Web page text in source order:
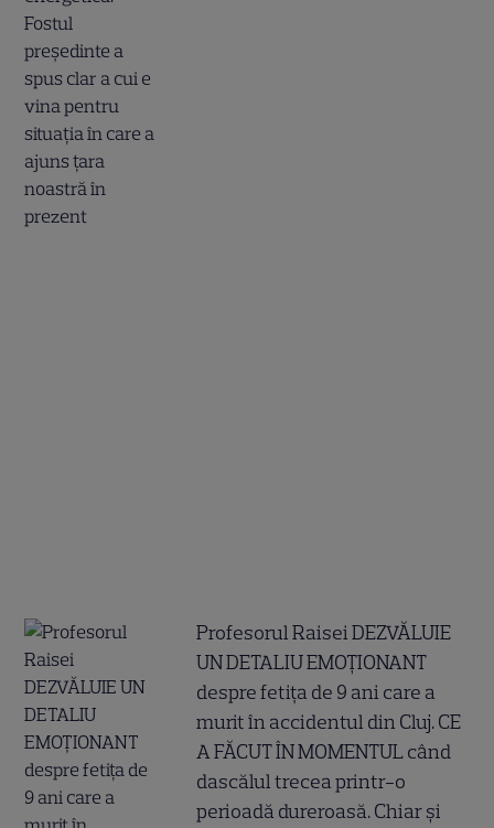
Profesorul Raisei DEZVĂLUIE
UN DETALIU EMOȚIONANT
despre fetița de 9 ani care a
murit în accidentul din Cluj. CE
A FĂCUT ÎN MOMENTUL când
dascălul trecea printr-o
perioadă dureroasă. Chiar și